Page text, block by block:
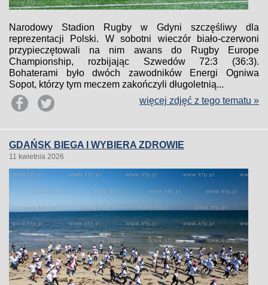
Narodowy Stadion Rugby w Gdyni szczęśliwy dla
reprezentacji Polski. W sobotni wieczór biało-czerwoni
przypieczętowali na nim awans do Rugby Europe
Championship, rozbijając Szwedów 72:3 (36:3).
Bohaterami było dwóch zawodników Energi Ogniwa
Sopot, którzy tym meczem zakończyli długoletnią...
więcej zdjęć z tego tematu »
GDAŃSK BIEGA I WYBIERA ZDROWIE
11 kwietnia 2026